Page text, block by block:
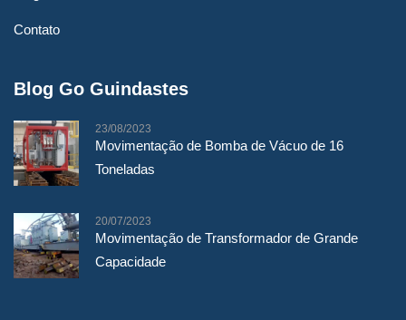
Contato
Blog Go Guindastes
23/08/2023
Movimentação de Bomba de Vácuo de 16
Toneladas
20/07/2023
Movimentação de Transformador de Grande
Capacidade